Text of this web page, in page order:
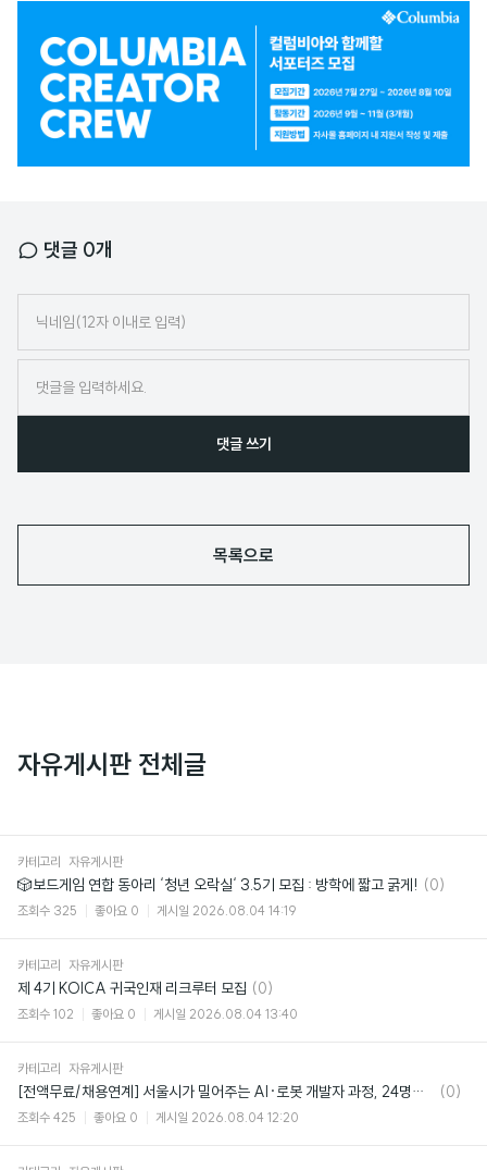
댓글 0개
임
댓글 쓰기
목록으로
자유게시판 전체글
카테고리 자유게시판
🎲보드게임 연합 동아리 ‘청년 오락실‘ 3.5기 모집 : 방학에 짧고 굵게! 댓
(0)
조회수 325 좋아요 0 게시일 2026.08.04 14:19
카테고리 자유게시판
제 4기 KOICA 귀국인재 리크루터 모집 댓
글
(0)
조회수 102 좋아요 0 게시일 2026.08.04 13:40
카테고리 자유게시판
[전액무료/채용연계] 서울시가 밀어주는 AI·로봇 개발자 과정, 24명만 뽑아요 🤖
댓
(0)
조회수 425 좋아요 0 게시일 2026.08.04 12:20